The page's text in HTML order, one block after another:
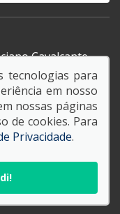
Cavalcante -
Queiroz -
.
tecnologias para
em nosso
nossas páginas
de cookies. Para
Privacidade.